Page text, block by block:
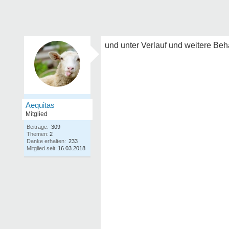
Aequitas
Mitglied
Beiträge: 309
Themen: 2
Danke erhalten: 233
Mitglied seit: 16.03.2018
und unter Verlauf und weitere